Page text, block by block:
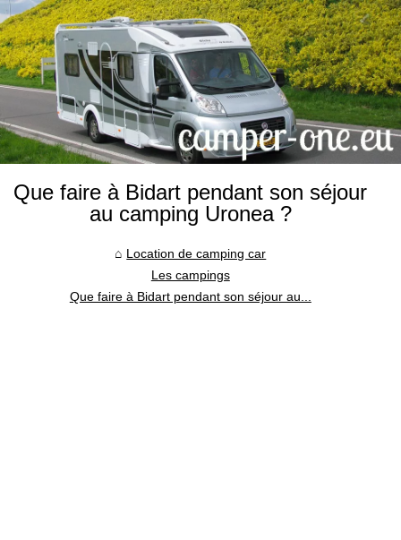
Que faire à Bidart pendant son séjour
au camping Uronea ?
Location de camping car
Les campings
Que faire à Bidart pendant son séjour au...